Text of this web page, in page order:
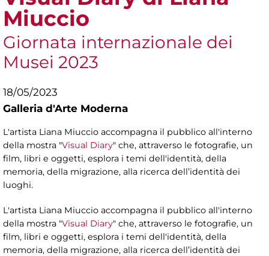
Miuccio
Giornata internazionale dei
Musei 2023
18/05/2023
Galleria d'Arte Moderna
L'artista Liana Miuccio accompagna il pubblico all'interno
della mostra "Visual Diary" che, attraverso le fotografie, un
film, libri e oggetti, esplora i temi dell'identità, della
memoria, della migrazione, alla ricerca dell’identità dei
luoghi.
L'artista Liana Miuccio accompagna il pubblico all'interno
della mostra "Visual Diary" che, attraverso le fotografie, un
film, libri e oggetti, esplora i temi dell'identità, della
memoria, della migrazione, alla ricerca dell’identità dei